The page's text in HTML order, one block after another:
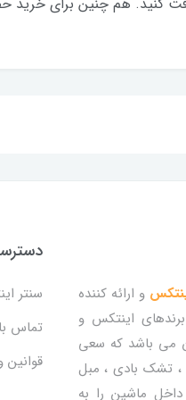
و ارائه کننده
اینتکس و
می باشد که سعی
، تشک بادی ، مبل
ماشین را به
سنتر
تماس
قوانین